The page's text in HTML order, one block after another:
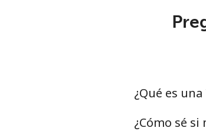
¿Qué es
¿Cómo sé